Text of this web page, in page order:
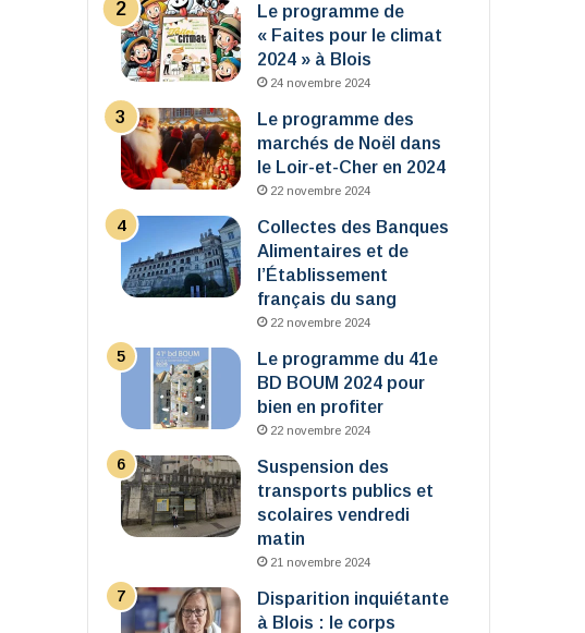
Le programme de
« Faites pour le climat
2024 » à Blois
24 novembre 2024
Le programme des
marchés de Noël dans
le Loir-et-Cher en 2024
22 novembre 2024
Collectes des Banques
Alimentaires et de
l’Établissement
français du sang
22 novembre 2024
Le programme du 41e
BD BOUM 2024 pour
bien en profiter
22 novembre 2024
Suspension des
transports publics et
scolaires vendredi
matin
21 novembre 2024
Disparition inquiétante
à Blois : le corps